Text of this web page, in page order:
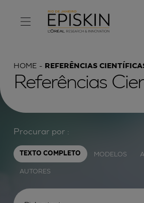
HOME REFERÊNCIAS
Referências
Procurar por :
TEXTO COMPLETO MODELOS
AUTORES